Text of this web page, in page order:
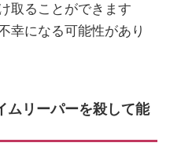
取ることができます
幸になる可能性があり
ムリーパーを殺して能